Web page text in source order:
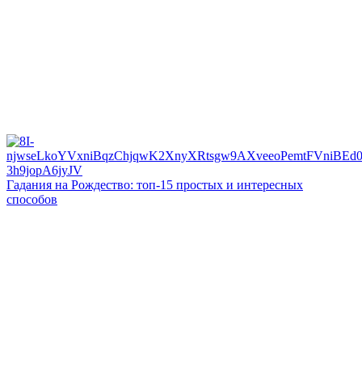
Гадания на Рождество: топ-15 простых и интересных
способов